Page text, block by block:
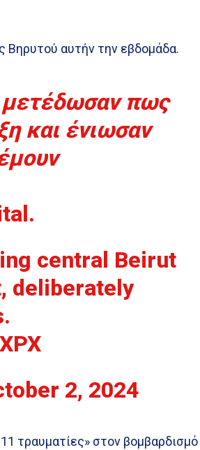
Βηρυτού αυτήν την εβδομάδα.
μετέδωσαν πως
και ένιωσαν
central Beirut
deliberately
2, 2024
τραυματίες» στον βομβαρδισμό